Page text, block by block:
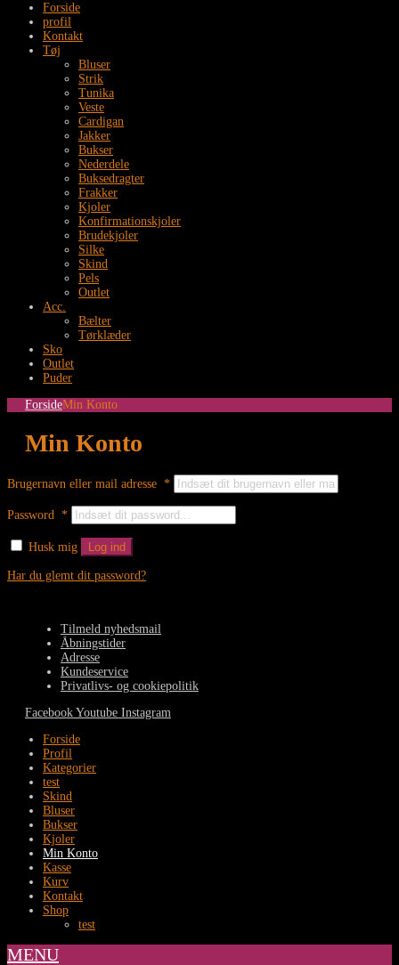
Forside
profil
Kontakt
Tøj
Bluser
Strik
Tunika
Veste
Cardigan
Jakker
Bukser
Nederdele
Buksedragter
Frakker
Kjoler
Konfirmationskjoler
Brudekjoler
Silke
Skind
Pels
Outlet
Acc.
Bælter
Tørklæder
Sko
Outlet
Puder
ForsideMin Konto
Min Konto
Brugernavn eller mail adresse *
Password *
Husk mig Log ind
Har du glemt dit password?
Tilmeld nyhedsmail
Åbningstider
Adresse
Kundeservice
Privatlivs- og cookiepolitik
Facebook Youtube Instagram
Forside
Profil
Kategorier
test
Skind
Bluser
Bukser
Kjoler
Min Konto
Kasse
Kurv
Kontakt
Shop
test
MENU